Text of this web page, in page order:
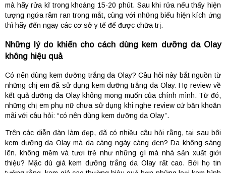
mà hãy rửa kĩ trong khoảng 15-20 phút. Sau khi rửa nếu thấy hiện
tượng ngứa râm ran trong mắt, cùng với những biểu hiện kích ứng
thì hãy đến ngay các cơ sở y tế để được chữa trị.
Những lý do khiến cho cách dùng kem dưỡng da Olay
không hiệu quả
Có nên dùng kem dưỡng trắng da Olay? Câu hỏi này bắt nguồn từ
những chị em đã sử dụng kem dưỡng trắng da Olay. Họ review về
kết quả dưỡng da Olay không mong muốn của chính mình. Từ đó,
những chị em phụ nữ chưa sử dụng khi nghe review cứ băn khoăn
mãi với câu hỏi: “có nên dùng kem dưỡng da Olay”.
Trên các diễn đàn làm đẹp, đã có nhiều câu hỏi rằng, tại sau bôi
kem dưỡng da Olay mà da càng ngày càng đen? Da không sáng
lên, không mềm và tươi trẻ như những gì mà nhà sản xuất giới
thiệu? Mặc dù giá kem dưỡng trắng da Olay rất cao. Bởi họ tin